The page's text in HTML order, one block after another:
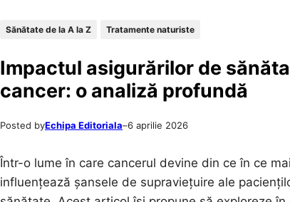
Sănătate de la A la Z Tratamente naturiste
Impactul asigurărilor de
cancer: o analiză profundă
Posted byEchipa Editoriala–6 aprilie 2026
Într-o lume în care cancerul devine din ce în ce
influențează șansele de supraviețuire ale